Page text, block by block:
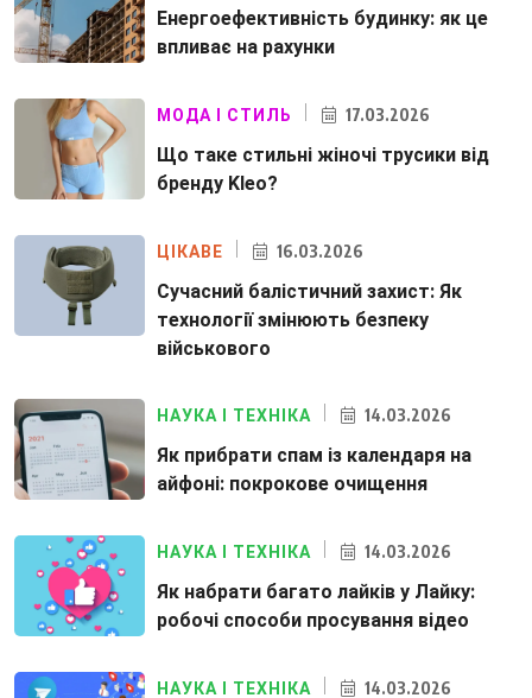
Енергоефективність будинку: як це
впливає на рахунки
МОДА І СТИЛЬ 17.03.2026
Що таке стильні жіночі трусики від
бренду Kleo?
ЦІКАВЕ 16.03.2026
Сучасний балістичний захист: Як
технології змінюють безпеку
військового
НАУКА І ТЕХНІКА 14.03.2026
Як прибрати спам із календаря на
айфоні: покрокове очищення
НАУКА І ТЕХНІКА 14.03.2026
Як набрати багато лайків у Лайку:
робочі способи просування відео
НАУКА І ТЕХНІКА 14.03.2026